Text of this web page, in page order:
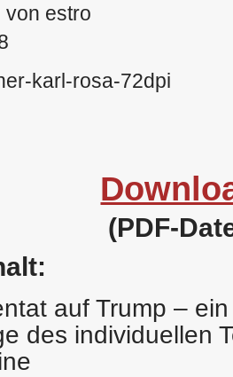
von estro
(PDF-
auf Trump –
des individuellen